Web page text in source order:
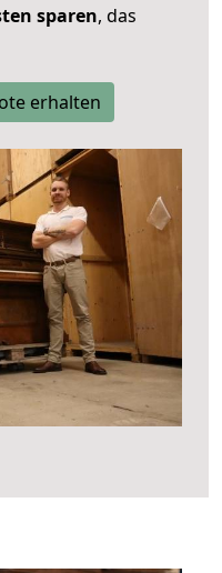
sparen, das
erhalten